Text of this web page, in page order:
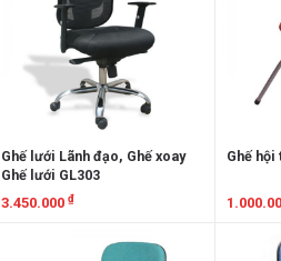
Ghế lưới Lãnh đạo, Ghế xoay
Ghế lưới GL303
3.450.000 ₫
Ghế hội